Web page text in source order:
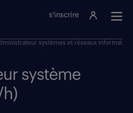
s'inscrire
systèmes et réseaux
système